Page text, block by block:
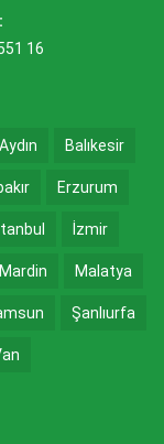
16
Aydın Balıkesir
Erzurum
İzmir
Mardin Malatya
Şanlıurfa